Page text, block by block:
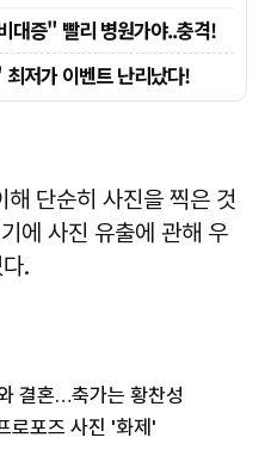
단순히 사진을 찍은 것
에 사진 유출에 관해 우
.
결혼…축가는 황찬성
로포즈 사진 '화제'